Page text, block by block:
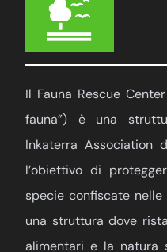
Il Fauna Rescue
fauna”) è una
Inkaterra Association
l’obiettivo di
specie confiscate
una struttura dove
alimentari e la natura